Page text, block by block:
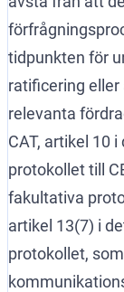
tidpunkten för
ratificering
relevanta
CAT, artikel 10
protokollet till
fakultativa
artikel 13(7) i
protokollet,